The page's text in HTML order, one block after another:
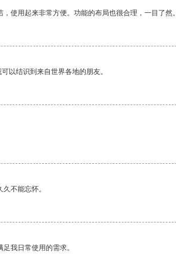
使用起来非常方便。功能的布局也很合理，一目了然。
以结识到来自世界各地的朋友。
不能忘怀。
我日常使用的需求。